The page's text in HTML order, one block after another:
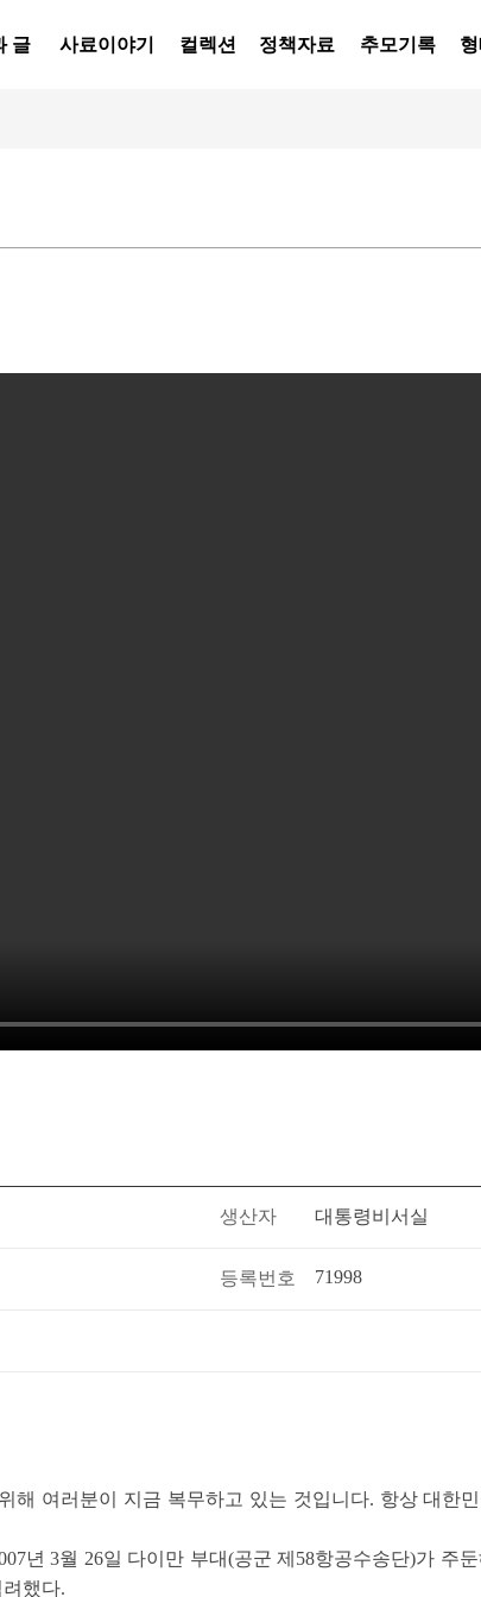
글 사료이야기 컬렉션 정책자료 추모기록
생산자 대통령비서실
등록번호 71998
해 여러분이 지금 복무하고 있는 것입니다. 항상 대한
년 3월 26일 다이만 부대(공군 제58항공수송단)가 주
했다.